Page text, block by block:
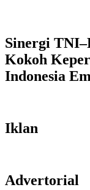
Sinergi
Kokoh
Indonesia
Iklan
Advertorial